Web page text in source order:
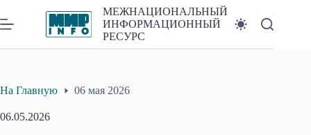
к
сути
МЕЖНАЦИОНАЛЬНЫЙ
ИНФОРМАЦИОННЫЙ
РЕСУРС
На Главную 06 мая 2026
06.05.2026